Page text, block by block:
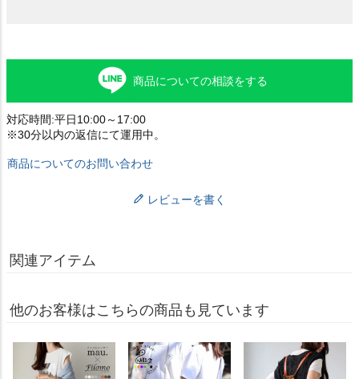
商品についての相談をする
対応時間:平日10:00～17:00
※30分以内の返信にて運用中。
商品についてのお問い合わせ
レビューを書く
関連アイテム
他のお客様はこちらの商品も見ています